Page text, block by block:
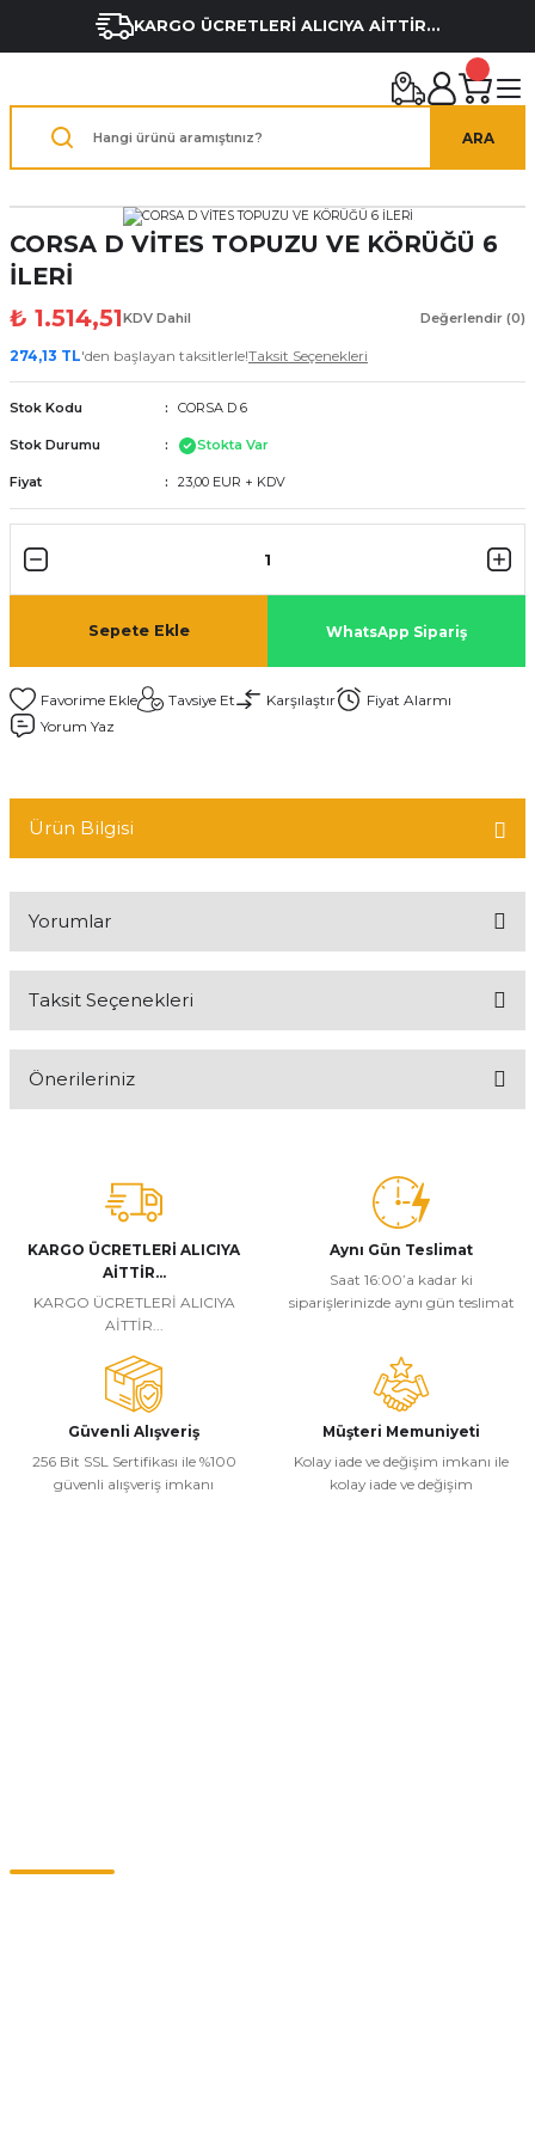
KARGO ÜCRETLERİ ALICIYA AİTTİR...
ARA
CORSA D VİTES TOPUZU VE KÖRÜĞÜ 6
İLERİ
₺ 1.514,51KDV Dahil Değerlendir (0)
274,13 TL'den başlayan taksitlerle!Taksit Seçenekleri
Stok Kodu CORSA D 6
Stok Durumu Stokta Var
Fiyat 23,00 EUR + KDV
Sepete Ekle WhatsApp Sipariş
Tavsiye Et Karşılaştır
Fiyat Alarmı
Yorum Yaz
Ürün Bilgisi
Yorumlar
Taksit Seçenekleri
Önerileriniz
tarafımıza iletebilirsiniz.
Görüş ve önerileriniz için teşekkür ederiz.
Ürün resmi kalitesiz, bozuk veya görüntülenemiyor.
Ürün açıklamasında eksik bilgiler bulunuyor.
Ürün bilgilerinde hatalar bulunuyor.
Ürün fiyatı diğer sitelerden daha pahalı.
Bu ürüne benzer farklı alternatifler olmalı.
KARGO ÜCRETLERİ ALICIYA
AİTTİR...
KARGO ÜCRETLERİ ALICIYA
AİTTİR...
Aynı Gün Teslimat
Saat 16:00’a kadar ki
siparişlerinizde aynı gün teslimat
Güvenli Alışveriş
256 Bit SSL Sertifikası ile %100
güvenli alışveriş imkanı
Müşteri Memuniyeti
Kolay iade ve değişim imkanı ile
kolay iade ve değişim